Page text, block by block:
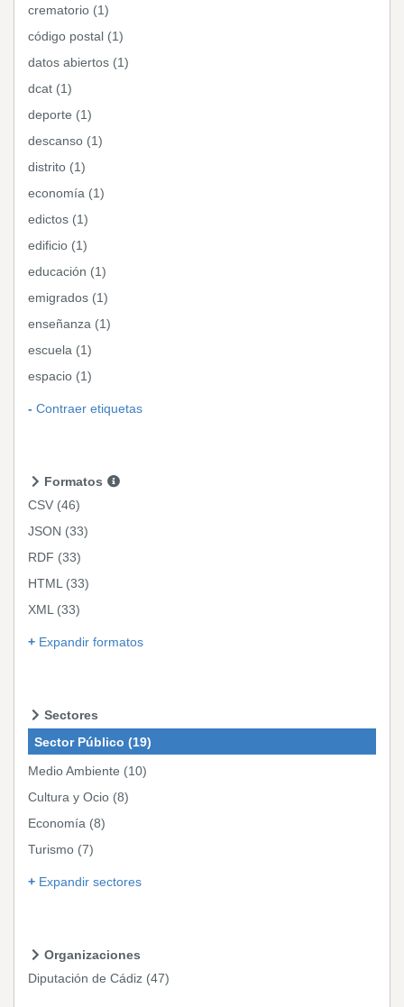
crematorio (1)
código postal (1)
datos abiertos (1)
dcat (1)
deporte (1)
descanso (1)
distrito (1)
economía (1)
edictos (1)
edificio (1)
educación (1)
emigrados (1)
enseñanza (1)
escuela (1)
espacio (1)
Contraer etiquetas
Formatos
CSV (46)
JSON (33)
RDF (33)
HTML (33)
XML (33)
Expandir formatos
Sectores
Sector Público (19)
Medio Ambiente (10)
Cultura y Ocio (8)
Economía (8)
Turismo (7)
Expandir sectores
Organizaciones
Diputación de Cádiz (47)